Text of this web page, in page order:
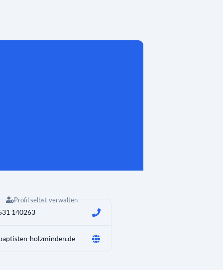
Profil selbst verwalten
140263
holzminden.de